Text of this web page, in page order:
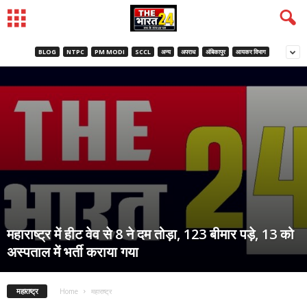
BLOG NTPC PM MODI SCCL अन्य अपराध अंबिकापुर आयकर विभाग
महाराष्ट्र में हीट वेव से 8 ने दम तोड़ा, 123 बीमार पड़े, 13 को
अस्पताल में भर्ती कराया गया
महाराष्ट्र Home महाराष्ट्र